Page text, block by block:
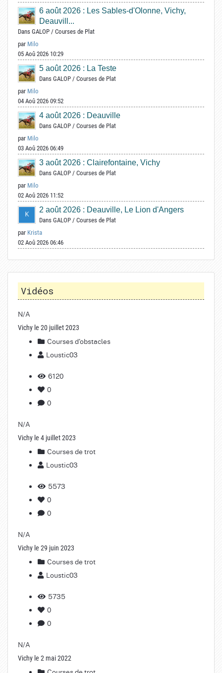
6 août 2026 : Les Sables-d'Olonne, Vichy,
Deauvill...
Dans GALOP / Courses de Plat
par Milo
05 Aoû 2026 10:29
5 août 2026 : La Teste
Dans GALOP / Courses de Plat
par Milo
04 Aoû 2026 09:52
4 août 2026 : Deauville
Dans GALOP / Courses de Plat
par Milo
03 Aoû 2026 06:49
3 août 2026 : Clairefontaine, Vichy
Dans GALOP / Courses de Plat
par Milo
02 Aoû 2026 11:52
2 août 2026 : Deauville, Le Lion d'Angers
Dans GALOP / Courses de Plat
par Krista
02 Aoû 2026 06:46
Vidéos
N/A
Vichy le 20 juillet 2023
Courses d'obstacles
Loustic03
6120
0
0
N/A
Vichy le 4 juillet 2023
Courses de trot
Loustic03
5573
0
0
N/A
Vichy le 29 juin 2023
Courses de trot
Loustic03
5735
0
0
N/A
Vichy le 2 mai 2022